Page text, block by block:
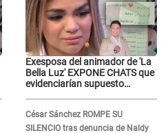
Exesposa del animador de 'La
Bella Luz' EXPONE CHATS que
evidenciarían supuesto
pareja
César Sánchez ROMPE SU
SILENCIO tras denuncia de Naldy